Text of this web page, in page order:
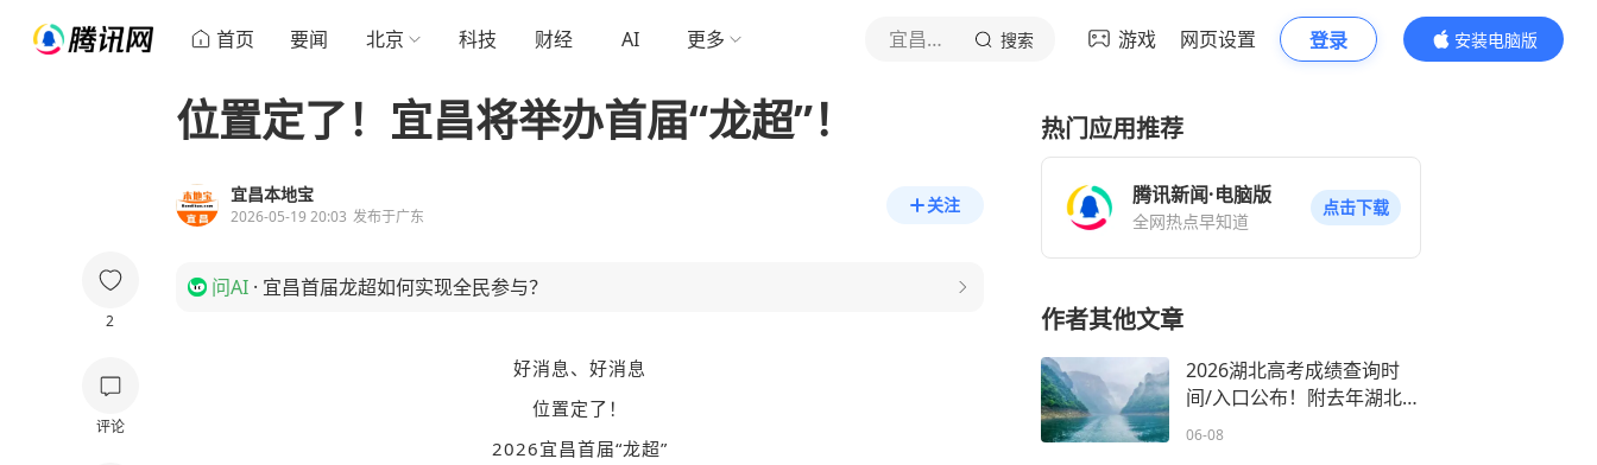
首页 要闻 北京 科技 财经 AI 更多 宜昌本地宝 搜索 游戏 网页设置 登录
安装电脑版
内容更精彩
2
评论
位置定了！宜昌将举办首届“龙超”！
宜昌本地宝
2026-05-19 20:03 发布于广东
关注
问AI · 宜昌首届龙超如何实现全民参与？
好消息、好消息
位置定了！
2026宜昌首届“龙超”
热门应用推荐
腾讯新闻·电脑版
全网热点早知道
点击下载
作者其他文章
2026湖北高考成绩查询时
间/入口公布！附去年湖北高
考分数线→
06-08